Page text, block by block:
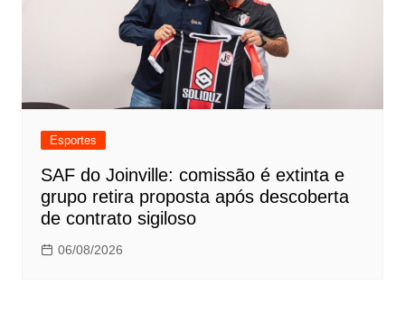
Esportes
SAF do Joinville: comissão é extinta e
grupo retira proposta após descoberta
de contrato sigiloso
06/08/2026